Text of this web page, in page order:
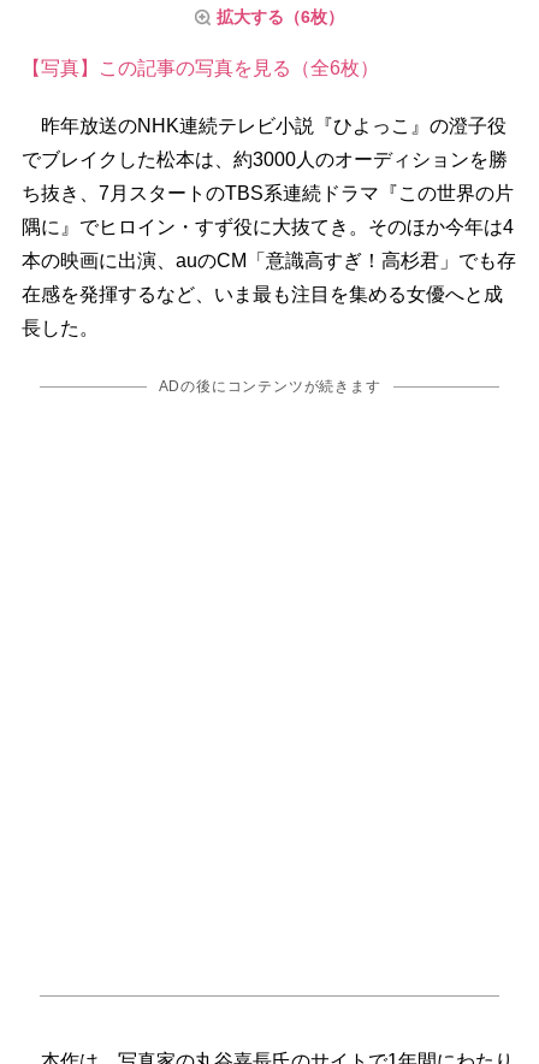
拡大する（6枚）
【写真】この記事の写真を見る（全6枚）
昨年放送のNHK連続テレビ小説『ひよっこ』の澄子役
でブレイクした松本は、約3000人のオーディションを勝
ち抜き、7月スタートのTBS系連続ドラマ『この世界の片
隅に』でヒロイン・すず役に大抜てき。そのほか今年は4
本の映画に出演、auのCM「意識高すぎ！高杉君」でも存
在感を発揮するなど、いま最も注目を集める女優へと成
長した。
ADの後にコンテンツが続きます